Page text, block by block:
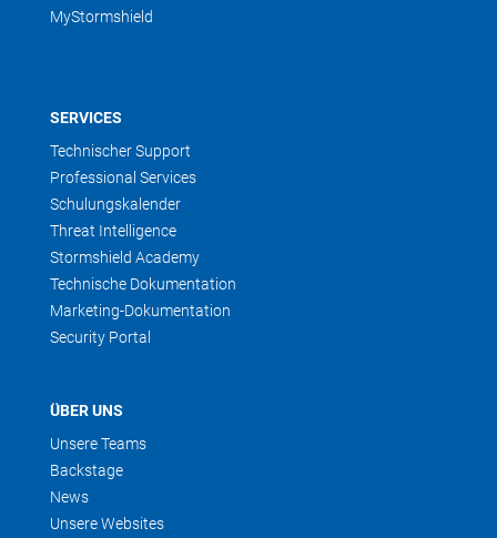
MyStormshield
SERVICES
Technischer Support
Professional Services
Schulungskalender
Threat Intelligence
Stormshield Academy
Technische Dokumentation
Marketing-Dokumentation
Security Portal
ÜBER UNS
Unsere Teams
Backstage
News
Unsere Websites